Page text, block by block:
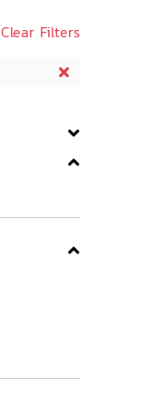
Clear Filters